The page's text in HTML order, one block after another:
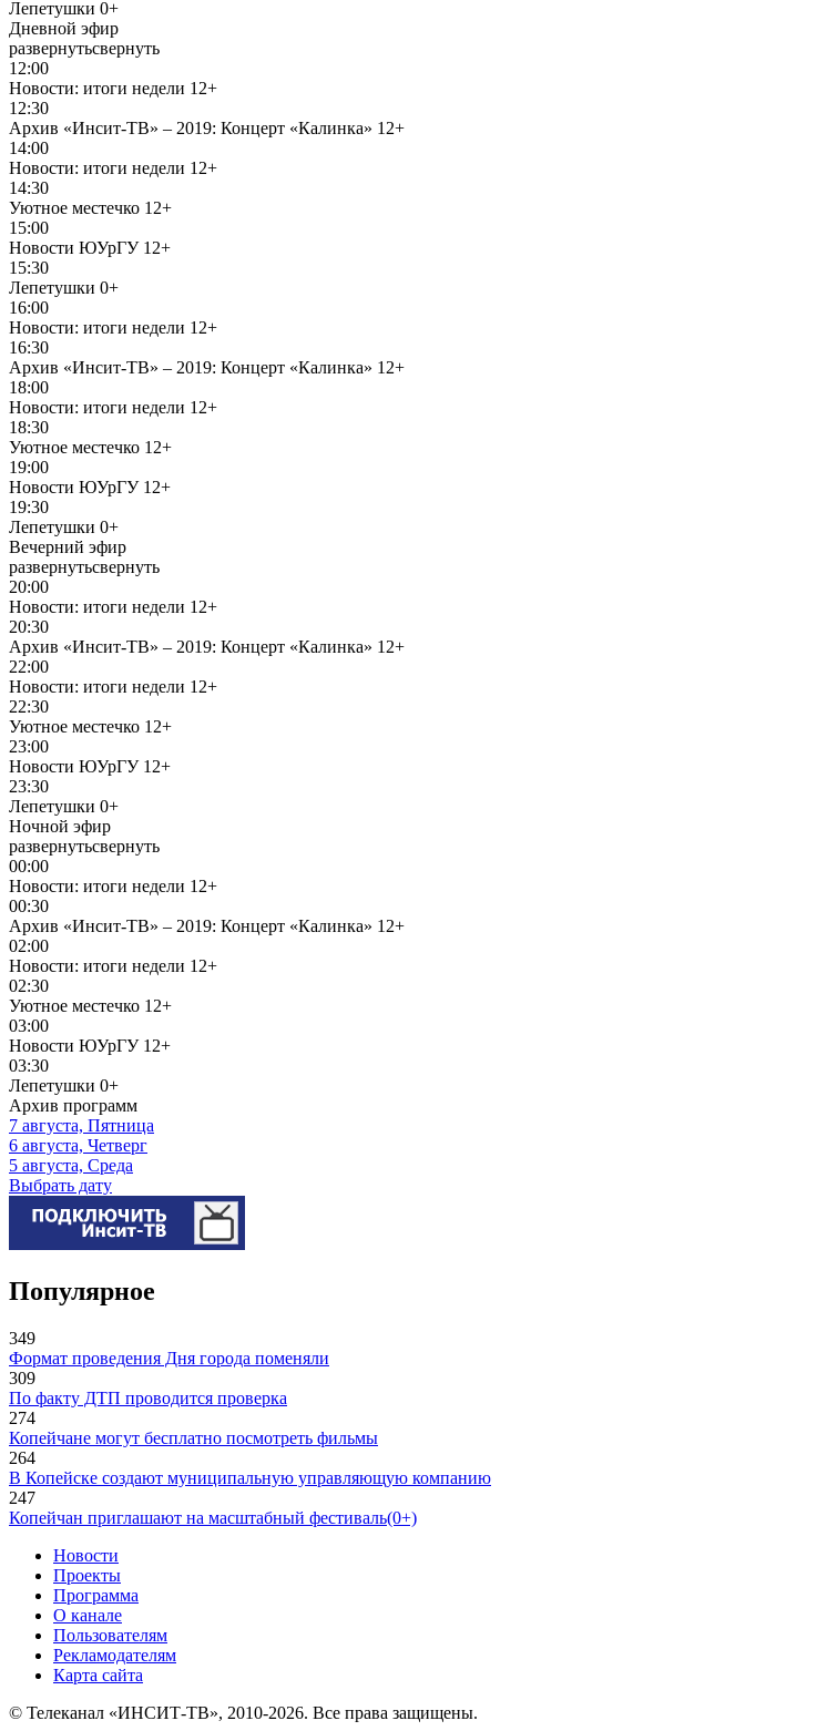
Лепетушки 0+
Дневной эфир
развернутьсвернуть
12:00
Новости: итоги недели 12+
12:30
Архив «Инсит-ТВ» – 2019: Концерт «Калинка» 12+
14:00
Новости: итоги недели 12+
14:30
Уютное местечко 12+
15:00
Новости ЮУрГУ 12+
15:30
Лепетушки 0+
16:00
Новости: итоги недели 12+
16:30
Архив «Инсит-ТВ» – 2019: Концерт «Калинка» 12+
18:00
Новости: итоги недели 12+
18:30
Уютное местечко 12+
19:00
Новости ЮУрГУ 12+
19:30
Лепетушки 0+
Вечерний эфир
развернутьсвернуть
20:00
Новости: итоги недели 12+
20:30
Архив «Инсит-ТВ» – 2019: Концерт «Калинка» 12+
22:00
Новости: итоги недели 12+
22:30
Уютное местечко 12+
23:00
Новости ЮУрГУ 12+
23:30
Лепетушки 0+
Ночной эфир
развернутьсвернуть
00:00
Новости: итоги недели 12+
00:30
Архив «Инсит-ТВ» – 2019: Концерт «Калинка» 12+
02:00
Новости: итоги недели 12+
02:30
Уютное местечко 12+
03:00
Новости ЮУрГУ 12+
03:30
Лепетушки 0+
Архив программ
7 августа, Пятница
6 августа, Четверг
5 августа, Среда
Выбрать дату
Популярное
349
Формат проведения Дня города поменяли
309
По факту ДТП проводится проверка
274
Копейчане могут бесплатно посмотреть фильмы
264
В Копейске создают муниципальную управляющую компанию
247
Копейчан приглашают на масштабный фестиваль(0+)
Новости
Проекты
Программа
О канале
Пользователям
Рекламодателям
Карта сайта
© Телеканал «ИНСИТ-ТВ», 2010-2026. Все права защищены.